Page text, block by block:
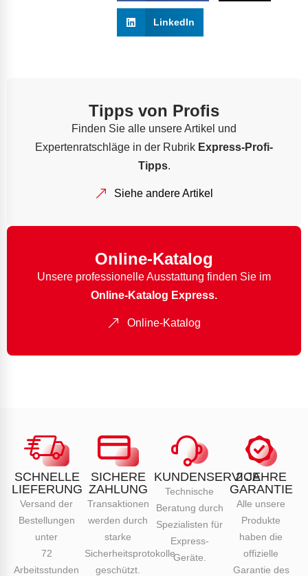
LinkedIn
Tipps von Profis
Finden Sie alle unsere Artikel und
Expertenratschläge in der Rubrik Express-Profi-
Tipps.
Siehe andere Artikel
Online-Katalog
Unsere professionelle Ausstattung finden Sie im
Online-Katalog Express.
Online-Katalog
SCHNELLE
LIEFERUNG
Versand der
Bestellungen
unter
72
Arbeitsstunden
SICHERE
ZAHLUNG
Transaktionen
werden durch
starke
Sicherheitsprotokolle
geschützt.
KUNDENSERVICE
Technische
Beratung durch
Spezialisten für
Express-
Geräte.
2 JAHRE
GARANTIE
Alle unsere
Produkte
haben die
offizielle
Garantie des